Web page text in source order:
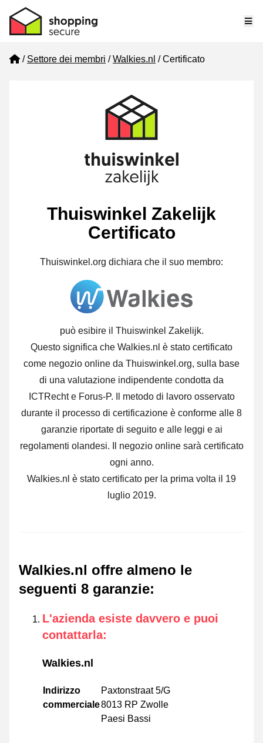
Home
Settore dei membri Walkies.nl Certificato
Thuiswinkel Zakelijk
Certificato
Thuiswinkel.org dichiara che il suo membro:
può esibire il Thuiswinkel Zakelijk.
Questo significa che Walkies.nl è stato certificato
come negozio online da Thuiswinkel.org, sulla base
di una valutazione indipendente condotta da
ICTRecht e Forus-P.
Il metodo di lavoro osservato
durante il processo di certificazione è conforme alle 8
garanzie riportate di seguito e alle leggi e ai
regolamenti olandesi. Il negozio online sarà certificato
ogni anno.
Walkies.nl è stato certificato per la prima volta il 19
luglio 2019.
Walkies.nl offre almeno le
seguenti 8 garanzie:
L'azienda esiste davvero e puoi
contattarla:
Walkies.nl
Indirizzo
commerciale
Paxtonstraat 5/G
8013 RP Zwolle
Paesi Bassi